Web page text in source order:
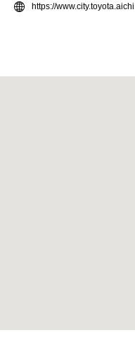
https://